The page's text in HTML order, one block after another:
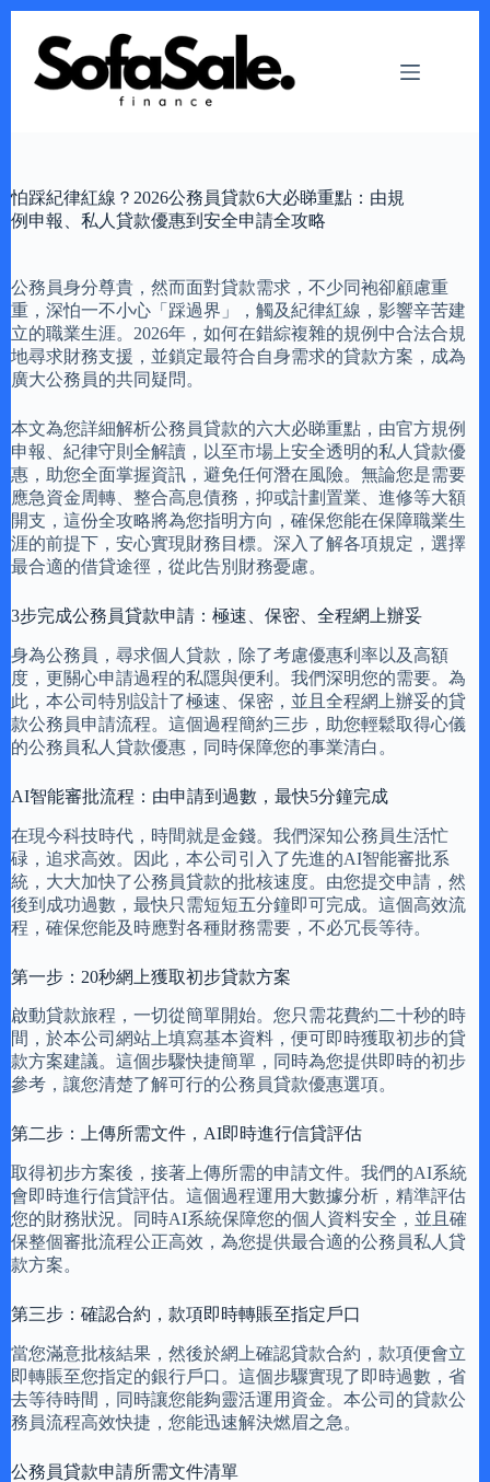
content
怕踩紀律紅線？2026公務員貸款6大必睇重點：由規
例申報、私人貸款優惠到安全申請全攻略
公務員身分尊貴，然而面對貸款需求，不少同袍卻顧慮重
重，深怕一不小心「踩過界」，觸及紀律紅線，影響辛苦建
立的職業生涯。2026年，如何在錯綜複雜的規例中合法合規
地尋求財務支援，並鎖定最符合自身需求的貸款方案，成為
廣大公務員的共同疑問。
本文為您詳細解析公務員貸款的六大必睇重點，由官方規例
申報、紀律守則全解讀，以至市場上安全透明的私人貸款優
惠，助您全面掌握資訊，避免任何潛在風險。無論您是需要
應急資金周轉、整合高息債務，抑或計劃置業、進修等大額
開支，這份全攻略將為您指明方向，確保您能在保障職業生
涯的前提下，安心實現財務目標。深入了解各項規定，選擇
最合適的借貸途徑，從此告別財務憂慮。
3步完成公務員貸款申請：極速、保密、全程網上辦妥
身為公務員，尋求個人貸款，除了考慮優惠利率以及高額
度，更關心申請過程的私隱與便利。我們深明您的需要。為
此，本公司特別設計了極速、保密，並且全程網上辦妥的貸
款公務員申請流程。這個過程簡約三步，助您輕鬆取得心儀
的公務員私人貸款優惠，同時保障您的事業清白。
AI智能審批流程：由申請到過數，最快5分鐘完成
在現今科技時代，時間就是金錢。我們深知公務員生活忙
碌，追求高效。因此，本公司引入了先進的AI智能審批系
統，大大加快了公務員貸款的批核速度。由您提交申請，然
後到成功過數，最快只需短短五分鐘即可完成。這個高效流
程，確保您能及時應對各種財務需要，不必冗長等待。
第一步：20秒網上獲取初步貸款方案
啟動貸款旅程，一切從簡單開始。您只需花費約二十秒的時
間，於本公司網站上填寫基本資料，便可即時獲取初步的貸
款方案建議。這個步驟快捷簡單，同時為您提供即時的初步
參考，讓您清楚了解可行的公務員貸款優惠選項。
第二步：上傳所需文件，AI即時進行信貸評估
取得初步方案後，接著上傳所需的申請文件。我們的AI系統
會即時進行信貸評估。這個過程運用大數據分析，精準評估
您的財務狀況。同時AI系統保障您的個人資料安全，並且確
保整個審批流程公正高效，為您提供最合適的公務員私人貸
款方案。
第三步：確認合約，款項即時轉賬至指定戶口
當您滿意批核結果，然後於網上確認貸款合約，款項便會立
即轉賬至您指定的銀行戶口。這個步驟實現了即時過數，省
去等待時間，同時讓您能夠靈活運用資金。本公司的貸款公
務員流程高效快捷，您能迅速解決燃眉之急。
公務員貸款申請所需文件清單